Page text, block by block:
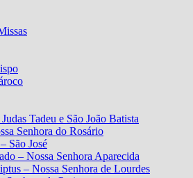
Tadeu e São João Batista
Senhora do Rosário
São José
– Nossa Senhora Aparecida
– Nossa Senhora de Lourdes